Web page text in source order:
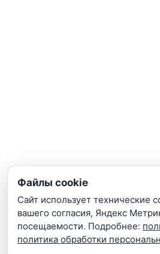
ИНФОРМАЦИЯ
Гарантии
Портфолио
Поставщикам
Файлы cookie
Сайт использует технические
вашего согласия, Яндекс
посещаемости. Подробнее:
политика обработки